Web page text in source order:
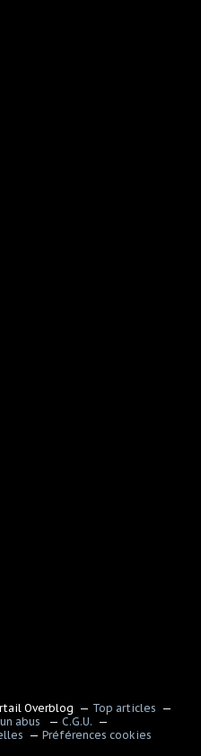
Overblog
Top articles
abus
C.G.U.
Préférences cookies